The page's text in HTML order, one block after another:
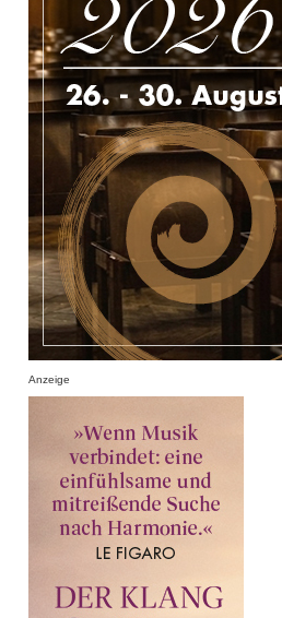
Anzeige